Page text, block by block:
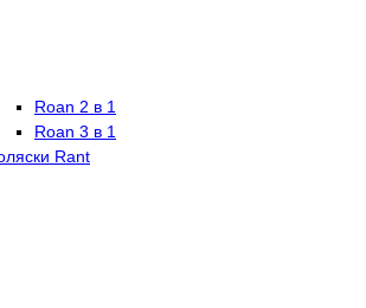
Roan 2 в 1
Roan 3 в 1
Rant